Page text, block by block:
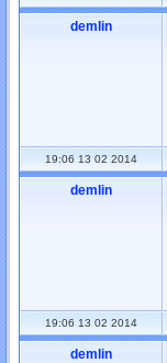
demlin
19:06 13 02 2014
demlin
19:06 13 02 2014
demlin